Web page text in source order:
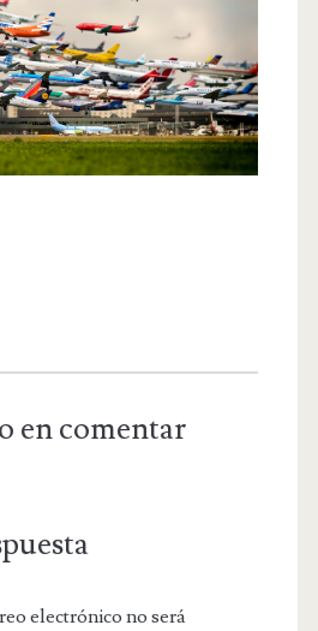
en comentar
electrónico no será